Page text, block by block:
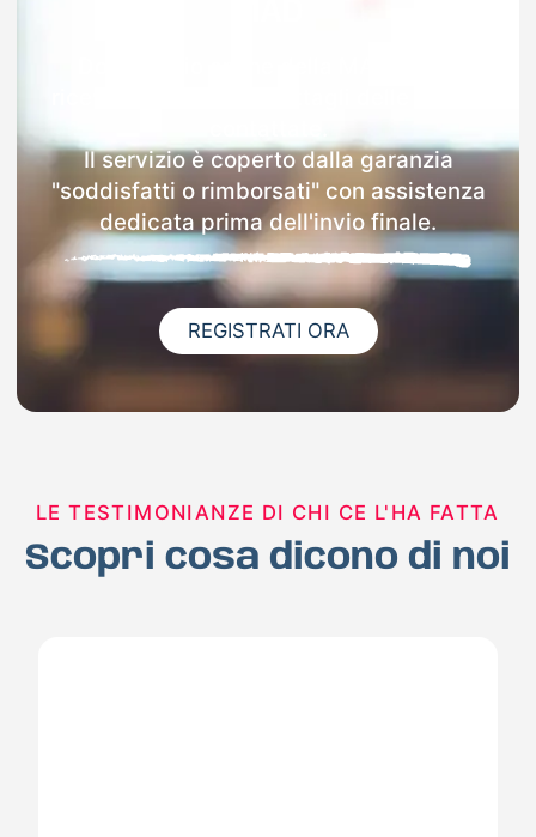
Il servizio è coperto dalla garanzia
"soddisfatti o rimborsati" con assistenza
dedicata prima dell'invio finale.
REGISTRATI ORA
LE TESTIMONIANZE DI CHI CE L'HA FATTA
Scopri cosa dicono di noi